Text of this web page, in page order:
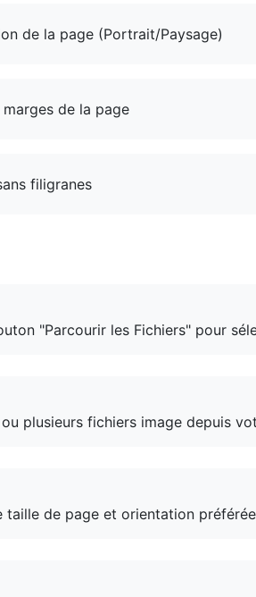
de la page (Portrait/Paysage)
de la page
filigranes
"Parcourir les Fichiers" pour
plusieurs fichiers image depuis
taille de page et orientation